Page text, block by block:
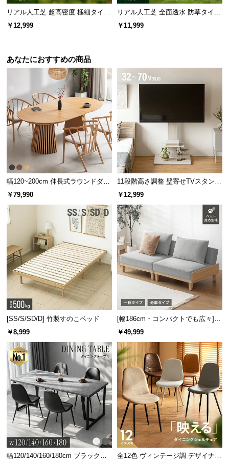
リアル人工芝 超高密度 極細タイプ
芝丈20mm 1×10m
￥12,999
リアル人工芝 全面透水 防草タイプ
芝丈35mm 1×10m 極細タイプ
￥11,999
あなたにおすすめの商品
幅120~200cm 伸長式ラウンドダイ
ニングテーブル 6人掛け 天然木突
￥79,990
11段階高さ調整 壁寄せTVスタンド
キャスター付き 上下左右角度調節
￥12,999
[SS/S/SD/D] 竹製すのこベッド
￥8,999
[幅186cm・コンパクトでも広々] 3
人掛けソファベッド リクライニン
￥49,999
幅120/140/160/180cm ブラックフ
全12色 ヴィンテージ調 デザイナー